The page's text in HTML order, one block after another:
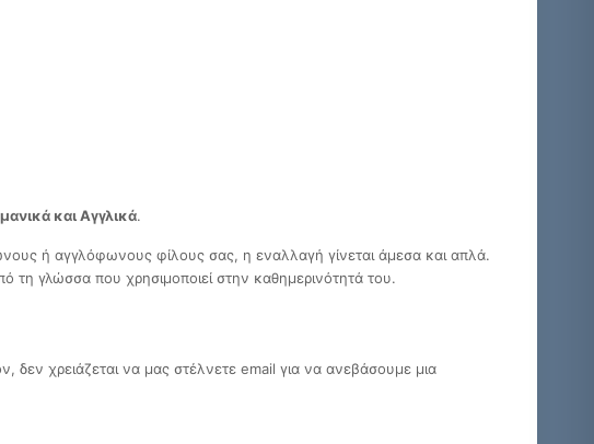
και Αγγλικά.
ή αγγλόφωνους φίλους σας, η εναλλαγή γίνεται άμεσα και απλά.
τη γλώσσα που χρησιμοποιεί στην καθημερινότητά του.
χρειάζεται να μας στέλνετε email για να ανεβάσουμε μια